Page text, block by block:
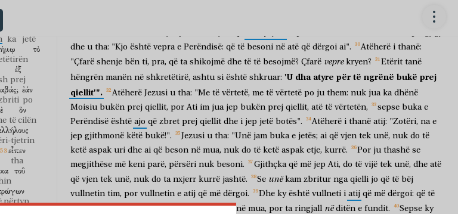
ka jetë
τὸ
ἐξ
prej
ἐάν
po
ὃν
të cilën
tjetrin
εἶπεν
tha
τοῦ
përtyp
dhe u tha: "Kjo është vepra e Perëndisë: që të besoni në atë që dërgoi ai". Atëherë i thanë:
"Çfarë shenje bën ti, pra, që ta shikojmë dhe të të besojmë? Çfarë vepre kryen? Etërit tanë
hëngrën manën në shkretëtirë, ashtu si është shkruar: 'U dha atyre për të ngrënë bukë prej
qiellit'".
Atëherë Jezusi u tha: "Me të vërtetë, me të vërtetë po ju them: nuk jua ka dhënë
Moisiu bukën prej qiellit, por Ati im jua jep bukën prej qiellit, atë të vërtetën, sepse buka e
Perëndisë është ajo që zbret prej qiellit dhe i jep jetë botës". Atëherë i thanë atij: "Zotëri, na e
jep gjithmonë këtë bukë!". Jezusi u tha: "Unë jam buka e jetës; ai që vjen tek unë, nuk do të
ketë aspak uri dhe ai që beson në mua, nuk do të ketë aspak etje, kurrë. Por ju thashë se
megjithëse më keni parë, përsëri nuk besoni. Gjithçka që më jep Ati, do të vijë tek unë, dhe atë
që vjen tek unë, nuk do ta nxjerr kurrë jashtë. Se unë kam zbritur nga qielli jo që të bëj
vullnetin tim, por vullnetin e atij që më dërgoi. Dhe ky është vullneti i atij që më dërgoi: që të
dhënë mua, por ta ringjall në ditën e fundit. Sepse ky